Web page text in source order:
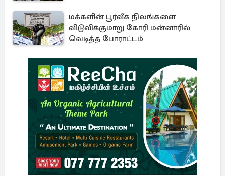
மக்களின் பூர்வீக நிலங்களை
விடுவிக்குமாறு கோரி மன்னாரில்
வெடித்த போராட்டம்